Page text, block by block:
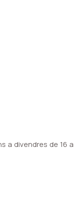
a divendres de 16 a